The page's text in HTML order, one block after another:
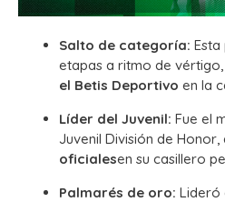
Salto de categoría:
etapas a ritmo de
el Betis Deportivo en la
Líder del Juvenil: Fue el
Juvenil División de Honor,
oficialesen su casillero
Palmarés de oro: Lideró